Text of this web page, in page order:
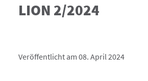
LION 2/2024
Veröffentlicht am 08. April 2024